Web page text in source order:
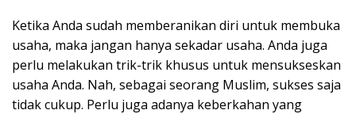
Ketika Anda sudah memberanikan diri untuk membuka
usaha, maka jangan hanya sekadar usaha. Anda juga
perlu melakukan trik-trik khusus untuk mensukseskan
usaha Anda. Nah, sebagai seorang Muslim, sukses saja
tidak cukup. Perlu juga adanya keberkahan yang